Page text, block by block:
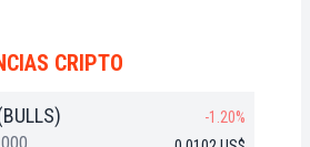
CRIPTO
-1.20%